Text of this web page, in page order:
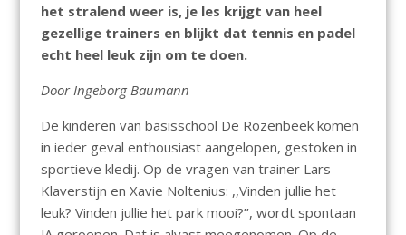
het stralend weer is, je les krijgt van heel
gezellige trainers en blijkt dat tennis en padel
echt heel leuk zijn om te doen.
Door Ingeborg Baumann
De kinderen van basisschool De Rozenbeek komen
in ieder geval enthousiast aangelopen, gestoken in
sportieve kledij. Op de vragen van trainer Lars
Klaverstijn en Xavie Noltenius: ,,Vinden jullie het
leuk? Vinden jullie het park mooi?’’, wordt spontaan